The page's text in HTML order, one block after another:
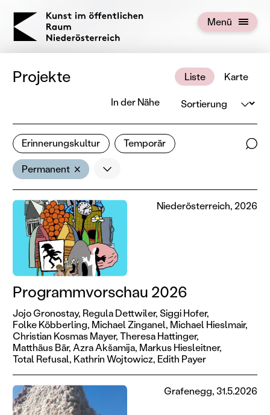
KOERNOE Menü
Menü öffnen
Projekte Liste Karte
492 von 676 Projekten
In der Nähe Sortierung
Erinnerungskultur Temporär
Permanent Mehr
Ergebnisse filtern
Filter zurücksetzen
Programmvorschau 2026
Jojo Gronostay, Regula Dettwiler,Siggi Hofer,
Folke Köbberling, Michael Zinganel, Michael Hieslmair,
Christian Kosmas Mayer,Theresa Hattinger,
Matthäus Bär, Azra Akšamija, Markus Hiesleitner,
Total Refusal, Kathrin Wojtowicz, Edith Payer
Niederösterreich, 2026
Grafenegg, 31.5.2026